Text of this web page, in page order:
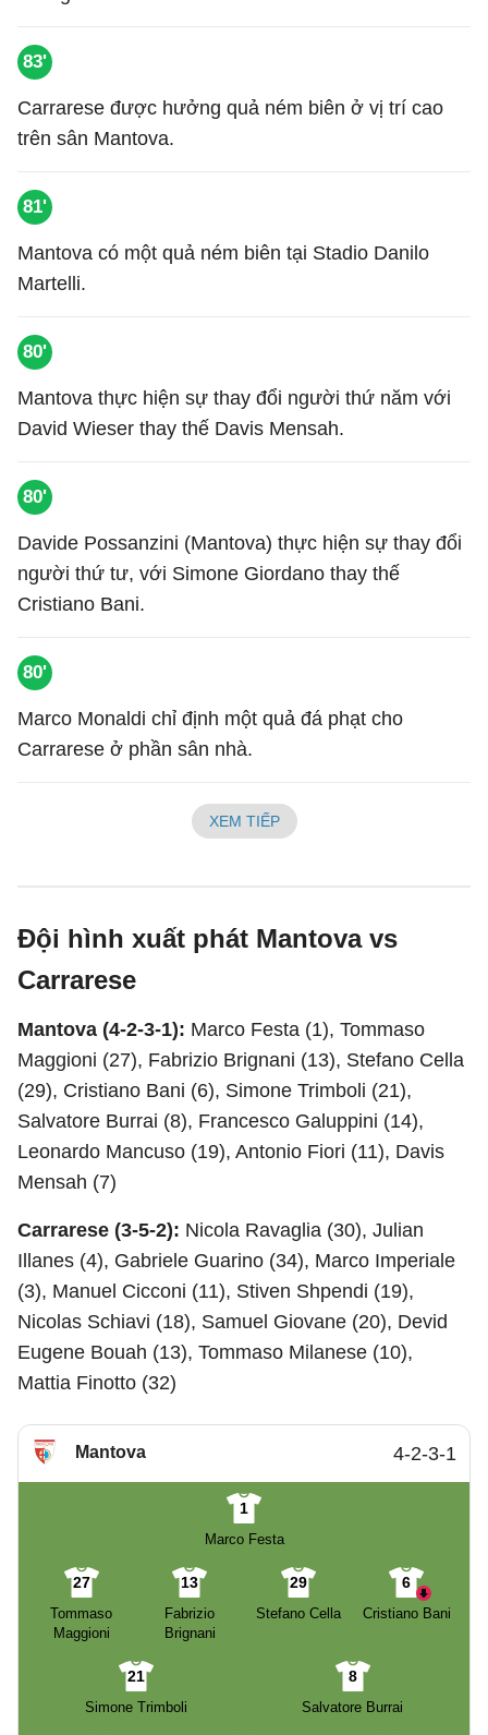
83'
Carrarese được hưởng quả ném biên ở vị trí cao
trên sân Mantova.
81'
Mantova có một quả ném biên tại Stadio Danilo
Martelli.
80'
Mantova thực hiện sự thay đổi người thứ năm với
David Wieser thay thế Davis Mensah.
80'
Davide Possanzini (Mantova) thực hiện sự thay đổi
người thứ tư, với Simone Giordano thay thế
Cristiano Bani.
80'
Marco Monaldi chỉ định một quả đá phạt cho
Carrarese ở phần sân nhà.
XEM TIẾP
Đội hình xuất phát Mantova vs
Carrarese
Mantova (4-2-3-1): Marco Festa (1), Tommaso
Maggioni (27), Fabrizio Brignani (13), Stefano Cella
(29), Cristiano Bani (6), Simone Trimboli (21),
Salvatore Burrai (8), Francesco Galuppini (14),
Leonardo Mancuso (19), Antonio Fiori (11), Davis
Mensah (7)
Carrarese (3-5-2): Nicola Ravaglia (30), Julian
Illanes (4), Gabriele Guarino (34), Marco Imperiale
(3), Manuel Cicconi (11), Stiven Shpendi (19),
Nicolas Schiavi (18), Samuel Giovane (20), Devid
Eugene Bouah (13), Tommaso Milanese (10),
Mattia Finotto (32)
Mantova 4-2-3-1
1
Marco Festa
27
Tommaso
Maggioni
13
Fabrizio
Brignani
29
Stefano Cella
6
Cristiano Bani
21
Simone Trimboli
8
Salvatore Burrai